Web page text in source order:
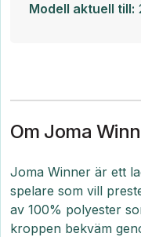
Modell aktuell till:
Om Joma
Joma Winner är ett
spelare som vill
av 100% polyester
kroppen bekväm